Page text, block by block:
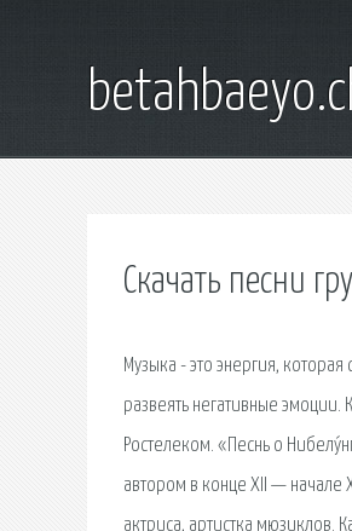
Скачать песни
Музыка - это энергия,
развеять негaтивные эмоции.
Ростелеком. «Песнь о
автором в конце XII — начале
актриса, артистка мюзиклов.